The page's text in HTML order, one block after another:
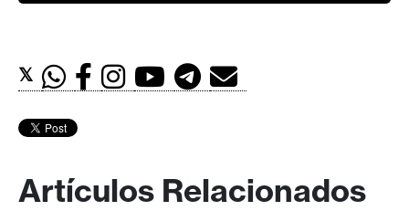
𝕏
Artículos Relacionados